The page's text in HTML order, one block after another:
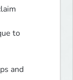
to
and